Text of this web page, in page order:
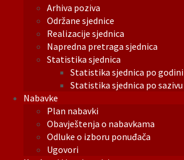
Arhiva poziva
Održane sjednice
Realizacije sjednica
Napredna pretraga sjednica
Statistika sjednica
Statistika sjednica po godini
Statistika sjednica po sazivu
Nabavke
Plan nabavki
Obavještenja o nabavkama
Odluke o izboru ponuđača
Ugovori